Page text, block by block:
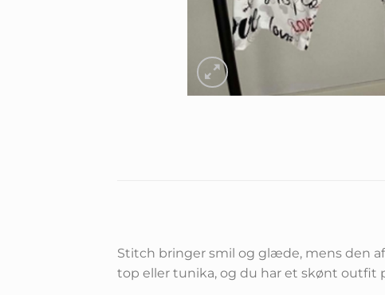
Stitch bringer smil og glæde, mens den
top eller tunika, og du har et skønt outfit